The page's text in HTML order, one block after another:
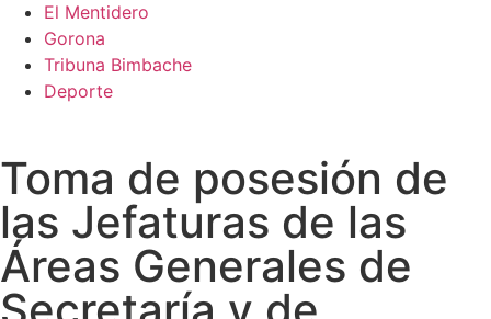
El Mentidero
Gorona
Tribuna Bimbache
Deporte
Toma de posesión de
las Jefaturas de las
Áreas Generales de